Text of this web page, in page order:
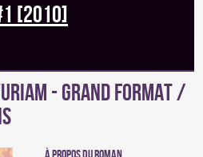
[2010]
- Grand Format /